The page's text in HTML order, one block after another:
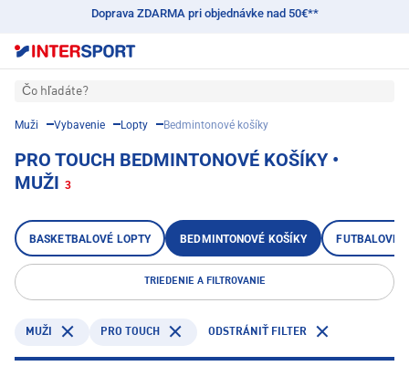
Doprava ZDARMA pri objednávke nad 50€**
Čo hľadáte?
Muži Vybavenie Lopty Bedmintonové košíky
PRO TOUCH BEDMINTONOVÉ KOŠÍKY •
MUŽI 3
BASKETBALOVÉ LOPTY BEDMINTONOVÉ KOŠÍKY FUTBALOVÉ
TRIEDENIE A FILTROVANIE
MUŽI PRO TOUCH ODSTRÁNIŤ FILTER